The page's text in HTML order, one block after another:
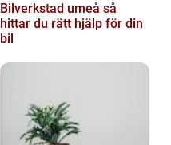
Bilverkstad umeå så
hittar du rätt hjälp för din
bil